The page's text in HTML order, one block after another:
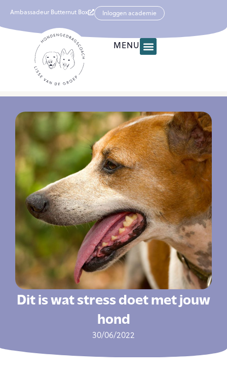
Ambassadeur Butternut Box Inloggen academie
MENU
Dit is wat stress doet met jouw
hond
30/06/2022